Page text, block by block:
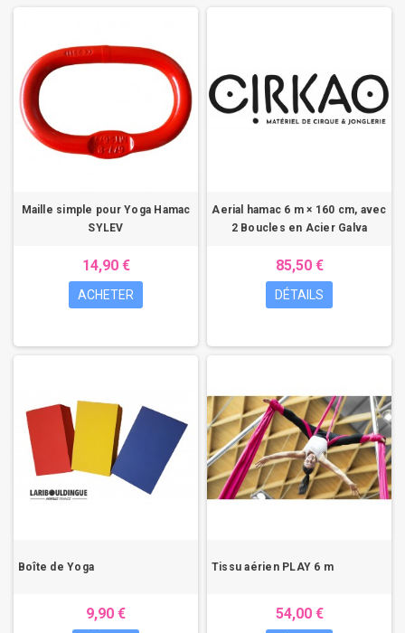
Maille simple pour Yoga Hamac
SYLEV
14,90 €
ACHETER
Aerial hamac 6 m × 160 cm, avec
2 Boucles en Acier Galva
85,50 €
DÉTAILS
Boîte de Yoga
9,90 €
Tissu aérien PLAY 6 m
54,00 €